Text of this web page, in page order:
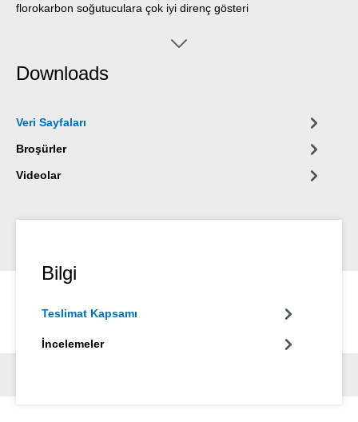
florokarbon soğutuculara çok iyi direnç gösteri
Downloads
Veri Sayfaları
Broşürler
Videolar
Bilgi
Teslimat Kapsamı
İncelemeler